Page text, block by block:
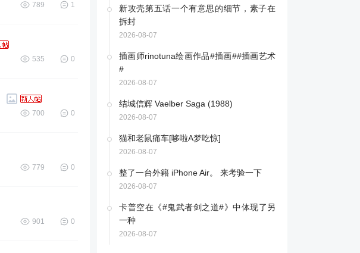
789 1
535 0
700 0
779 0
901 0
新攻壳第五话一个有意思的细节，素子在
拆封
2026-08-07
插画师rinotuna绘画作品#插画##插画艺术
#
2026-08-07
结城信辉 Vaelber Saga (1988) ​​​
2026-08-07
猫和老鼠痛车[哆啦A梦吃惊]
2026-08-07
整了一台外籍 iPhone Air。 来考验一下
2026-08-07
卡普空在《#鬼武者剑之道#》中体现了另
一种
2026-08-07